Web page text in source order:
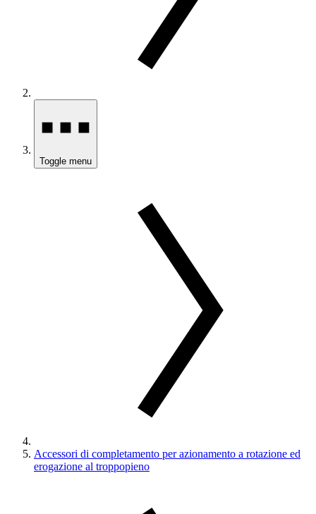
Toggle menu
Accessori di completamento per azionamento a rotazione ed
erogazione al troppopieno